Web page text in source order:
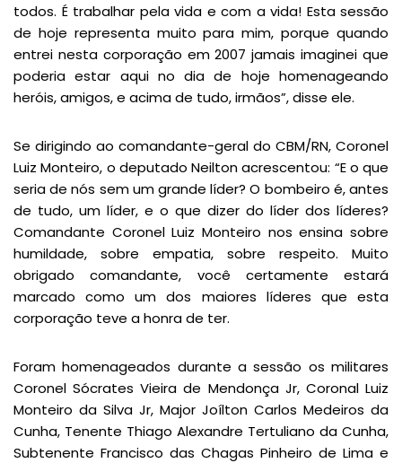
todos. É trabalhar pela vida e com a vida! Esta sessão
de hoje representa muito para mim, porque quando
entrei nesta corporação em 2007 jamais imaginei que
poderia estar aqui no dia de hoje homenageando
heróis, amigos, e acima de tudo, irmãos”, disse ele.
Se dirigindo ao comandante-geral do CBM/RN, Coronel
Luiz Monteiro, o deputado Neilton acrescentou: “E o que
seria de nós sem um grande líder? O bombeiro é, antes
de tudo, um líder, e o que dizer do líder dos líderes?
Comandante Coronel Luiz Monteiro nos ensina sobre
humildade, sobre empatia, sobre respeito. Muito
obrigado comandante, você certamente estará
marcado como um dos maiores líderes que esta
corporação teve a honra de ter.
Foram homenageados durante a sessão os militares
Coronel Sócrates Vieira de Mendonça Jr, Coronal Luiz
Monteiro da Silva Jr, Major Joílton Carlos Medeiros da
Cunha, Tenente Thiago Alexandre Tertuliano da Cunha,
Subtenente Francisco das Chagas Pinheiro de Lima e